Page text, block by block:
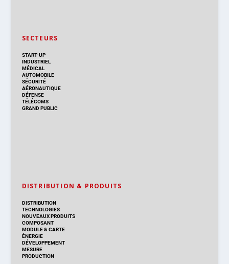
SECTEURS
START-UP
INDUSTRIEL
MÉDICAL
AUTOMOBILE
SÉCURITÉ
AÉRONAUTIQUE
DÉFENSE
TÉLÉCOMS
GRAND PUBLIC
DISTRIBUTION & PRODUITS
DISTRIBUTION
TECHNOLOGIES
NOUVEAUX PRODUITS
COMPOSANT
MODULE & CARTE
ÉNERGIE
DÉVELOPPEMENT
MESURE
PRODUCTION